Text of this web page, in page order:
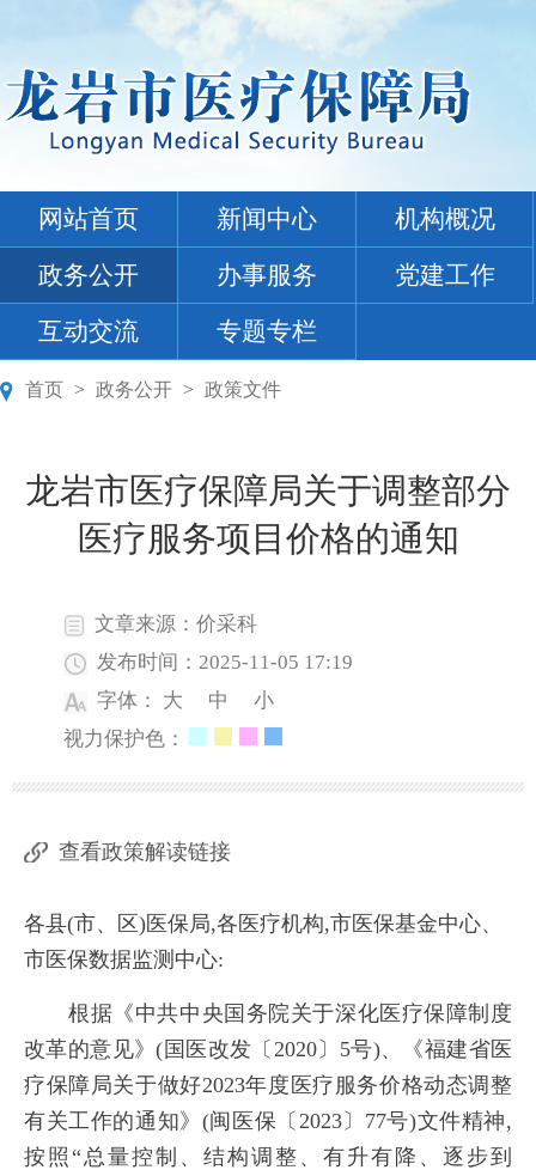
网站首页 新闻中心
机构概况
政务公开
办事服务
党建工作
互动交流
专题专栏
首页 > 政务公开 > 政策文件
龙岩市医疗保障局关于调整部分
医疗服务项目价格的通知
文章来源：价采科
发布时间：2025-11-05 17:19
字体： 大 中
小
视力保护色：
查看政策解读链接
各县(市、区)医保局,各医疗机构,市医保基金中心、
市医保数据监测中心:
根据《中共中央国务院关于深化医疗保障制度
改革的意见》(国医改发〔2020〕5号)、《福建省医
疗保障局关于做好2023年度医疗服务价格动态调整
有关工作的通知》(闽医保〔2023〕77号)文件精神,
按照“总量控制、结构调整、有升有降、逐步到